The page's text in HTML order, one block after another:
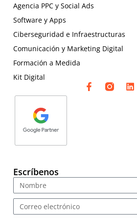
Agencia PPC y Social Ads
Software y Apps
Ciberseguridad e Infraestructuras
Comunicación y Marketing Digital
Formación a Medida
Kit Digital
Escríbenos